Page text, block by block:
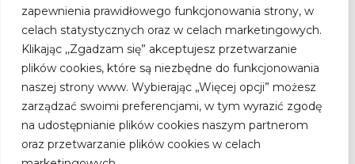
zapewnienia prawidłowego funkcjonowania strony, w
celach statystycznych oraz w celach marketingowych.
Klikając ,,Zgadzam się” akceptujesz przetwarzanie
plików cookies, które są niezbędne do funkcjonowania
naszej strony www. Wybierając „Więcej opcji” możesz
zarządzać swoimi preferencjami, w tym wyrazić zgodę
na udostępnianie plików cookies naszym partnerom
oraz przetwarzanie plików cookies w celach
NEWSLETTER
Bądź na bieżąco! Zapisz się do newslettera.
Adres
email
Zgodnie z ustawą z dnia 18.07.2002 r. o świadczeniu usług drogą
elektroniczną (Dz.U. Nr 144, poz.1204 z późn. zm.) wyrażam zgodę na